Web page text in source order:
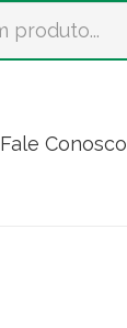
Fale Conosco